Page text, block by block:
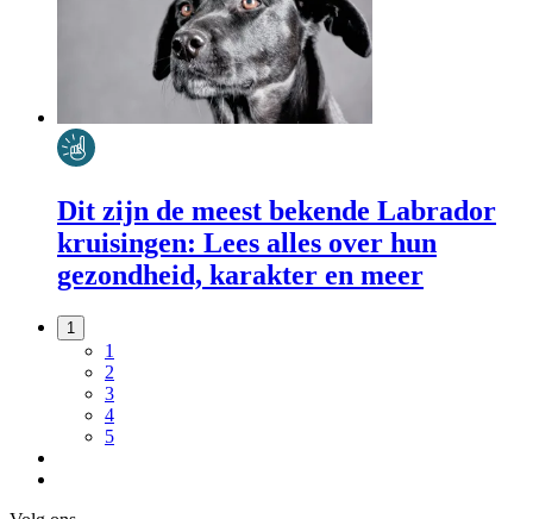
Dit zijn de meest bekende Labrador
kruisingen: Lees alles over hun
gezondheid, karakter en meer
1
1
2
3
4
5